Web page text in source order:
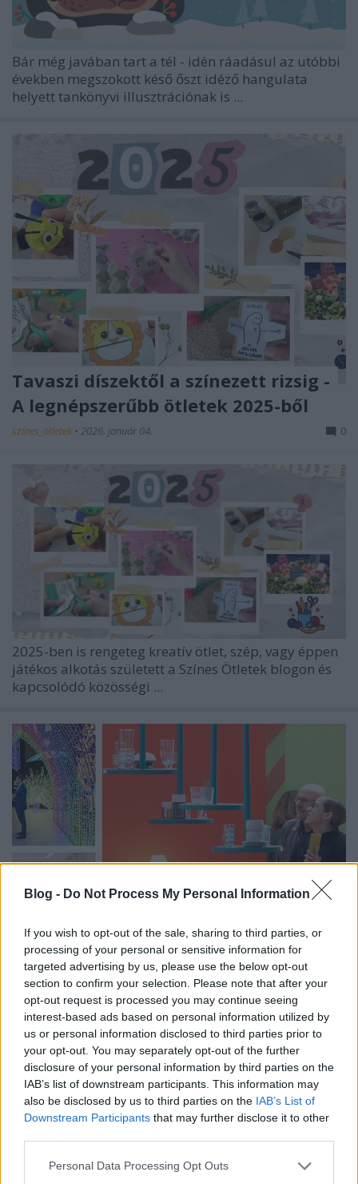
Blog - Do Not Process My Personal Information
If you wish to opt-out of the sale, sharing to third parties, or
processing of your personal or sensitive information for
targeted advertising by us, please use the below opt-out
section to confirm your selection. Please note that after your
opt-out request is processed you may continue seeing
interest-based ads based on personal information utilized by
us or personal information disclosed to third parties prior to
your opt-out. You may separately opt-out of the further
disclosure of your personal information by third parties on the
IAB’s list of downstream participants. This information may
also be disclosed by us to third parties on the IAB’s List of
Downstream Participants that may further disclose it to other
Please note that this website/app uses one or more Google
Personal Data Processing Opt Outs
Bár még javában tart a tél - idén ráadásul az utóbbi
években megszokott késő őszt idéző hangulata
helyett tankönyvi illusztrációnak is ...
Tavaszi díszektől a színezett rizsig -
A legnépszerűbb ötletek 2025-ből
színes_ötletek • 2026. január 04. 0
2025-ben is rengeteg kreatív ötlet, szép, vagy éppen
játékos alkotás született a Színes Ötletek blogon és
kapcsolódó közösségi ...
Jövőkép és kreativitás: Trendek,
szemléletformálás és értékteremtés
a Messe Frankfurt vásárhármasán
színesötletek_team•2025. december 18.